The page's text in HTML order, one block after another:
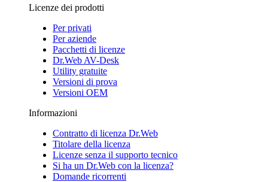
Licenze dei prodotti
Per privati
Per aziende
Pacchetti di licenze
Dr.Web AV-Desk
Utility gratuite
Versioni di prova
Versioni OEM
Informazioni
Contratto di licenza Dr.Web
Titolare della licenza
Licenze senza il supporto tecnico
Si ha un Dr.Web con la licenza?
Domande ricorrenti